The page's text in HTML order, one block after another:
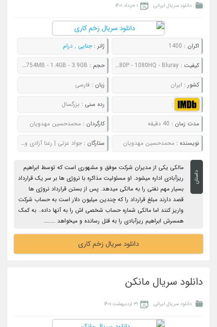
دانلود سریال ایرانی ۱ خرداد ۱۴۰۱
اکران : 1400 ژانر :جنایی , درام
کیفیت :480P - 720P - 1080P - 1080HQ - Bluray حجم : 228MB - 378MB - 754MB - 1.4GB - 3.9GB
کشور : ایران زبان : فارسی
: رده سنی : بزرگسال
مدت زمان : 40 دقیقه کارگردان : محمدحسین مهدویان
نویسنده :محمدحسین مهدویان ستارگان : جواد عزتی | رعنا آزادی ور | هانیه توسلی | سعید چنگیزیان | الهه حصاری
داستان
مالکی یکی از مدیران شرکت موفق و مشهوری است که توسط ابراهیم
ریزآبادی اداره میشود. او مسئولیت مذاکره با نروژی ها بر سر یک قرارداد
بسیار مهم نفتی را به مالکی میدهد. پس از بستن قرارداد نروژی ها
قصد دارند مبلغ قرارداد را که چندین میلیون دلار است به حساب شرکت
واریز کنند اما مالکی شماره حساب شخصی اش را به آنها داده.. به کمک
همسرش ابراهیم ریزآبادی را به قتل رسانده و میخواهد ........
دانلود سریال زخم کاری
دانلود سریال مانکن
دانلود سریال ایرانی ۳۱ اردیبهشت ۱۴۰۱